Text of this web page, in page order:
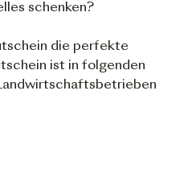
schenken?
die perfekte
ist in folgenden